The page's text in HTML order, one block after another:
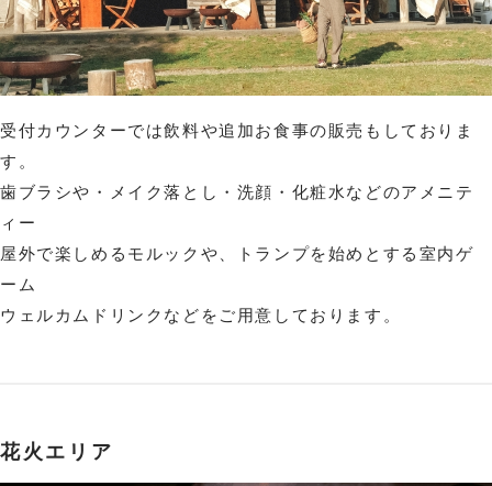
受付カウンターでは飲料や追加お食事の販売もしておりま
す。
歯ブラシや・メイク落とし・洗顔・化粧水などのアメニテ
ィー
屋外で楽しめるモルックや、トランプを始めとする室内ゲ
ーム
ウェルカムドリンクなどをご用意しております。
花火エリア